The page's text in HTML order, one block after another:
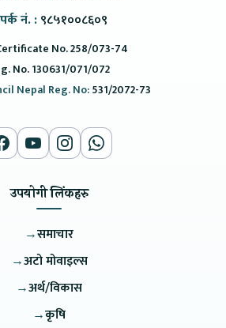
नं. : ९८५१००८६०९
No. 258/073-74
No. 130631/071/072
Nepal Reg. No:531/2072-73
उपयोगी लिंकहरु
→समाचार
→अटो मोवाइल्स
→अर्थ/विकास
→कृषि